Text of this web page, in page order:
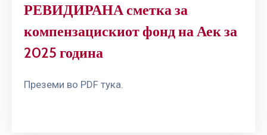
РЕВИДИРАНА сметка за
компензацискиот фонд на Аек за
2025 година
Преземи во PDF тука.